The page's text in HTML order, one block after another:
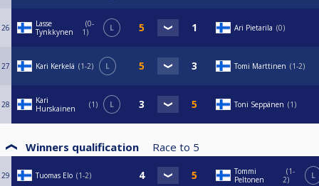
26
Lasse
Tynkkynen
0-
1
L Ari Pietarila 0
27 Kari Kerkelä 1-2 L Tomi Marttinen 1-2
28
Kari
Hurskainen
1 L Toni Seppänen 1
Winners qualification Race to 5
29 Tuomas Elo 1-2
Tommi
Peltonen
1-
2
L